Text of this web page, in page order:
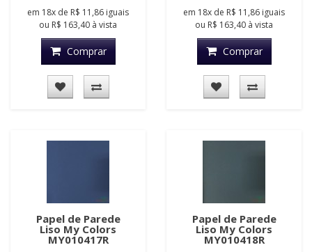
em 18x de R$ 11,86 iguais
ou R$ 163,40 à vista
Comprar
em 18x de R$ 11,86 iguais
ou R$ 163,40 à vista
Comprar
Papel de Parede
Liso My Colors
MY010417R
Papel de Parede
Liso My Colors
MY010418R